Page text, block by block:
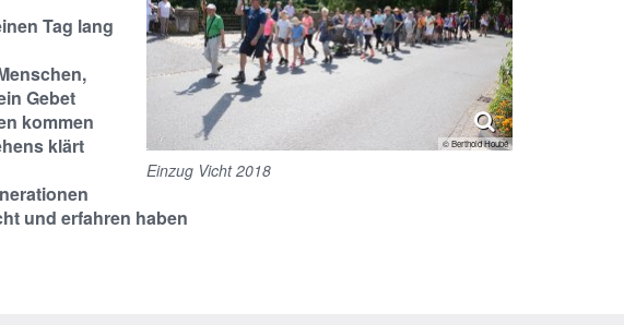
© Berthold Houbé
Einzug Vicht 2018
Tag lang
Gebet
kommen
klärt
und erfahren haben